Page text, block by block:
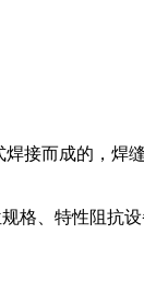
接而成的，焊
格、特性阻抗